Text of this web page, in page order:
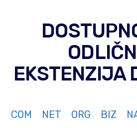
EKSTENZIJA
COM NET ORG BIZ